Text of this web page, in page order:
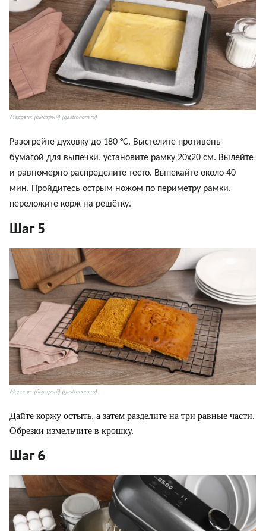
Медовик (быстрый) (gastronom.ru)
Разогрейте духовку до 180 °С. Выстелите противень
бумагой для выпечки, установите рамку 20х20 см. Вылейте
и равномерно распределите тесто. Выпекайте около 40
мин. Пройдитесь острым ножом по периметру рамки,
переложите корж на решётку.
Шаг 5
Медовик (быстрый) (gastronom.ru)
Дайте коржу остыть, а затем разделите на три равные части.
Обрезки измельчите в крошку.
Шаг 6